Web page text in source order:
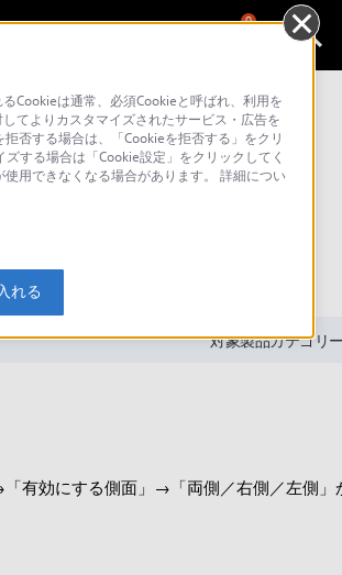
0
索
対象製品カテゴリ
有効にする側面」→「両側／右側／左側」
Cookieは通常、必須Cookieと呼ばれ、利用を
てよりカスタマイズされたサービス・広告を
否する場合は、「Cookieを拒否する」をクリ
する場合は「Cookie設定」をクリックしてく
用できなくなる場合があります。 詳細につい
れる